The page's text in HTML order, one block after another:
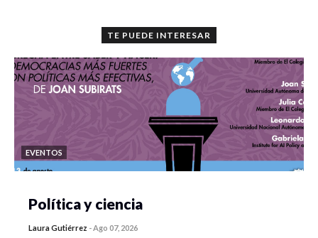
TE PUEDE INTERESAR
EVENTOS
Política y ciencia
Laura Gutiérrez -Ago 07, 2026